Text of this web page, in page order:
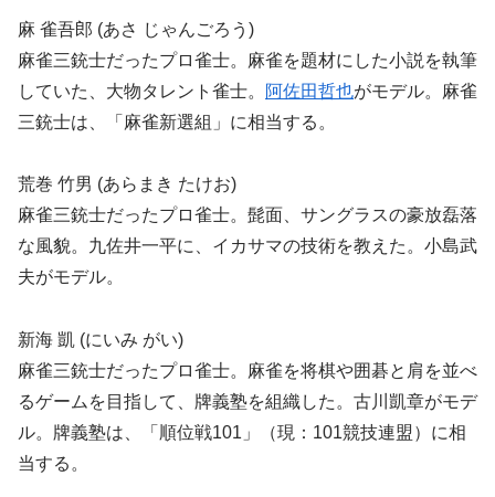
麻 雀吾郎 (あさ じゃんごろう)
麻雀三銃士だったプロ雀士。麻雀を題材にした小説を執筆
していた、大物タレント雀士。
阿佐田哲也がモデル。麻雀
三銃士は、「麻雀新選組」に相当する。
荒巻 竹男 (あらまき たけお)
麻雀三銃士だったプロ雀士。髭面、サングラスの豪放磊落
な風貌。九佐井一平に、イカサマの技術を教えた。小島武
夫がモデル。
新海 凱 (にいみ がい)
麻雀三銃士だったプロ雀士。麻雀を将棋や囲碁と肩を並べ
るゲームを目指して、牌義塾を組織した。古川凱章がモデ
ル。牌義塾は、「順位戦101」（現：101競技連盟）に相
当する。